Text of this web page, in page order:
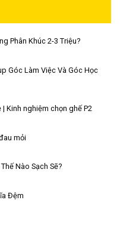
Phân Khúc 2-3 Triệu?
Góc Làm Việc Và Góc Học
| Kinh nghiệm chọn ghế P2
mỏi
Nào Sạch Sẽ?
Đệm